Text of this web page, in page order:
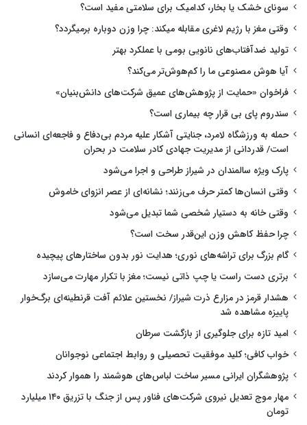
سونای خشک یا بخار، کدامیک برای سلامتی مفید است؟
وقتی مغز با رژیم لاغری مقابله میکند: چرا وزن دوباره برمیگردد؟
تولید ضدآفتاب‌های نانویی بومی با عملکرد بهتر
آیا هوش مصنوعی ما را کم‌هوش‌تر می‌کند؟
فراخوان «حمایت از پژوهش‌های عمیق شرکت‌های دانش‌بنیان»
سندروم پای بی قرار چه بیماری است؟
حمله به ورزشگاه لامرد، جنایتی آشکار علیه مردم بی‌دفاع و فاجعه‌ای انسانی
است/ قدردانی از مدیریت جهادی کادر سلامت در بحران
پارک ویژه سالمندان در شیراز طراحی و اجرا می‌شود
وقتی انسان‌ها کمتر حرف می‌زنند؛ نشانه‌ای از عصر انزوای خاموش
وقتی خانه به دستیار شخصی شما تبدیل می‌شود
چرا حفظ کاهش وزن این‌قدر سخت است؟
گام بزرگ برای تراشه‌های نوری؛ هدایت نور بدون ساختارهای پیچیده
برتری دست راست یا چپ ذاتی نیست؛ مغز با تکرار مهارت می‌سازد
هشدار قرمز در مزارع ذرت شیراز/ نخستین علائم آفت قرنطینه‌ای برگ‌خوار
پاییزه مشاهده شد
امید تازه برای جلوگیری از بازگشت سرطان
خواب کافی؛ کلید موفقیت تحصیلی و روابط اجتماعی نوجوانان
پژوهشگران ایرانی مسیر ساخت لباس‌های هوشمند را هموار کردند
مهار موج تعدیل نیروی شرکت‌های فناور پس از جنگ با تزریق ۱۴۰ میلیارد
تومان